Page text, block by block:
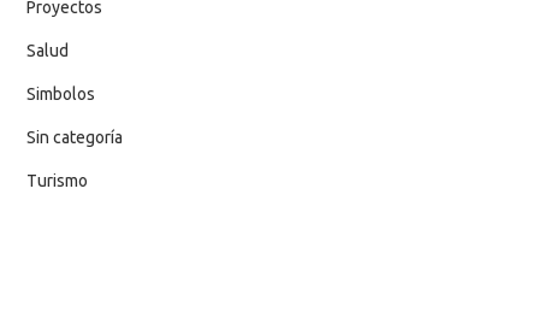
Proyectos
Salud
Simbolos
Sin categoría
Turismo